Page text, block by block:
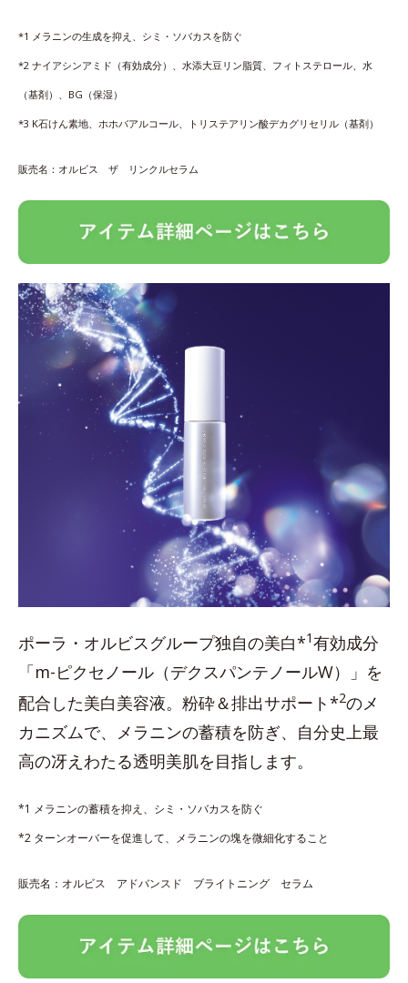
*1 メラニンの生成を抑え、シミ・ソバカスを防ぐ
*2 ナイアシンアミド（有効成分）、水添大豆リン脂質、フィトステロール、水
（基剤）、BG（保湿）
*3 K石けん素地、ホホバアルコール、トリステアリン酸デカグリセリル（基剤）
販売名：オルビス ザ リンクルセラム
ポーラ・オルビスグループ独自の美白*1有効成分
「m-ピクセノール（デクスパンテノールW）」を
配合した美白美容液。粉砕＆排出サポート*2のメ
カニズムで、メラニンの蓄積を防ぎ、自分史上最
高の冴えわたる透明美肌を目指します。
*1 メラニンの蓄積を抑え、シミ・ソバカスを防ぐ
*2 ターンオーバーを促進して、メラニンの塊を微細化すること
販売名：オルビス アドバンスド ブライトニング セラム